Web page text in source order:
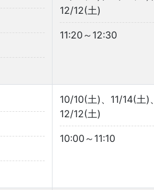
12/12(土)
11:20～12:30
10/10(土)、11/14(土)、
12/12(土)
10:00～11:10